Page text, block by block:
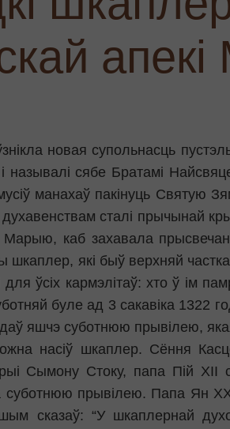
апекі
новая супольнасць
называлі сябе Братамі
манахаў пакінуць Святую
сталі прычынай
Марыю, каб захавала
які быў верхняй
ўсіх кармэлітаў: хто ў ім
буле ад 3 сакавіка 1322
яшчэ суботнюю прывілею,
насіў шкаплер. Сёння
Сымону Стоку, папа Пій ХІІ
суботнюю прывілею. Папа Ян
сказаў: “У шкаплернай